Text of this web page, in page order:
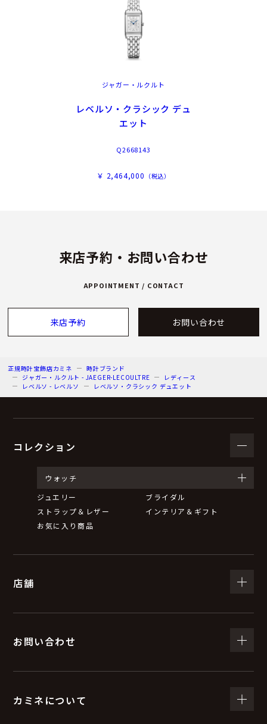
ジャガー・ルクルト
レベルソ・クラシック デュ
エット
Q2668143
￥ 2,464,000 （税込）
来店予約・お問い合わせ
APPOINTMENT / CONTACT
来店予約 お問い合わせ
正規時計宝飾店カミネ
時計ブランド
ジャガー・ルクルト - JAEGER-LECOULTRE
レディース
レベルソ - レベルソ
レベルソ・クラシック デュエット
コレクション
ウォッチ
ジュエリー
ブライダル
ストラップ＆レザー
インテリア＆ギフト
お気に入り商品
店舗
お問い合わせ
カミネについて